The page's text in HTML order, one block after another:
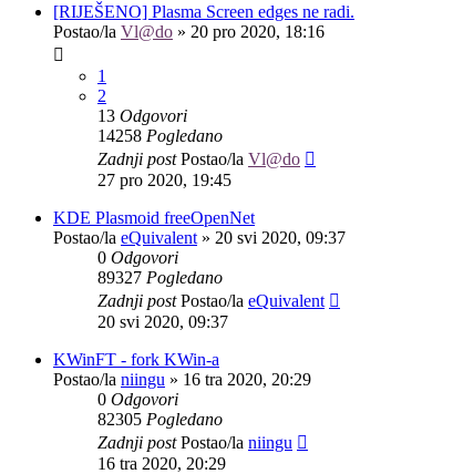
[RIJEŠENO] Plasma Screen edges ne radi.
Postao/la Vl@do » 20 pro 2020, 18:16
1
2
13 Odgovori
14258 Pogledano
Zadnji postPostao/la Vl@do
27 pro 2020, 19:45
KDE Plasmoid freeOpenNet
Postao/la eQuivalent » 20 svi 2020, 09:37
0 Odgovori
89327 Pogledano
Zadnji postPostao/la eQuivalent
20 svi 2020, 09:37
KWinFT - fork KWin-a
Postao/la niingu » 16 tra 2020, 20:29
0 Odgovori
82305 Pogledano
Zadnji postPostao/la niingu
16 tra 2020, 20:29